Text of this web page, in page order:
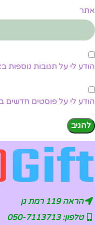
אתר
הודע לי על תגובות נוספות
הודע לי על פוסטים חדשים
הראה 119 רמת גן
טלפון: 050-7113713